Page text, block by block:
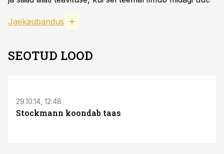
Jaekaubandus
SEOTUD LOOD
29.10.14, 12:48
Stockmann koondab taas